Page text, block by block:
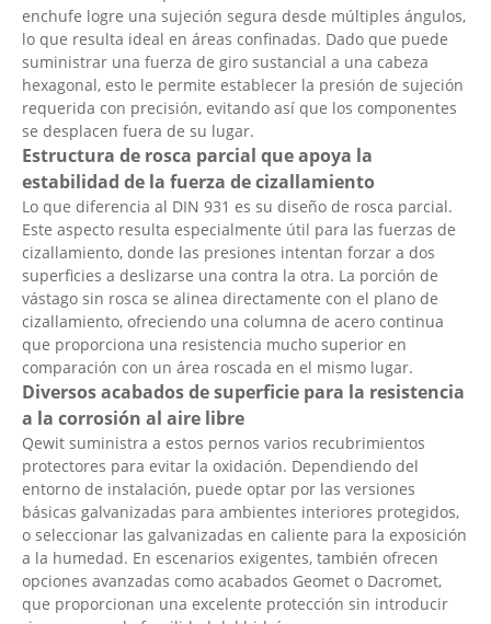
enchufe logre una sujeción segura desde múltiples ángulos,
lo que resulta ideal en áreas confinadas. Dado que puede
suministrar una fuerza de giro sustancial a una cabeza
hexagonal, esto le permite establecer la presión de sujeción
requerida con precisión, evitando así que los componentes
se desplacen fuera de su lugar.
Estructura de rosca parcial que apoya la
estabilidad de la fuerza de cizallamiento
Lo que diferencia al DIN 931 es su diseño de rosca parcial.
Este aspecto resulta especialmente útil para las fuerzas de
cizallamiento, donde las presiones intentan forzar a dos
superficies a deslizarse una contra la otra. La porción de
vástago sin rosca se alinea directamente con el plano de
cizallamiento, ofreciendo una columna de acero continua
que proporciona una resistencia mucho superior en
comparación con un área roscada en el mismo lugar.
Diversos acabados de superficie para la resistencia
a la corrosión al aire libre
Qewit suministra a estos pernos varios recubrimientos
protectores para evitar la oxidación. Dependiendo del
entorno de instalación, puede optar por las versiones
básicas galvanizadas para ambientes interiores protegidos,
o seleccionar las galvanizadas en caliente para la exposición
a la humedad. En escenarios exigentes, también ofrecen
opciones avanzadas como acabados Geomet o Dacromet,
que proporcionan una excelente protección sin introducir